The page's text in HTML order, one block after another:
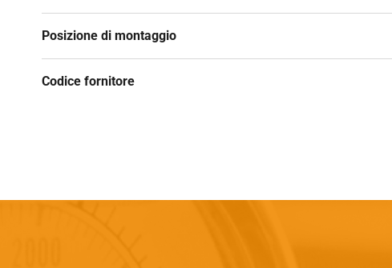
Posizione di montaggio
Codice fornitore